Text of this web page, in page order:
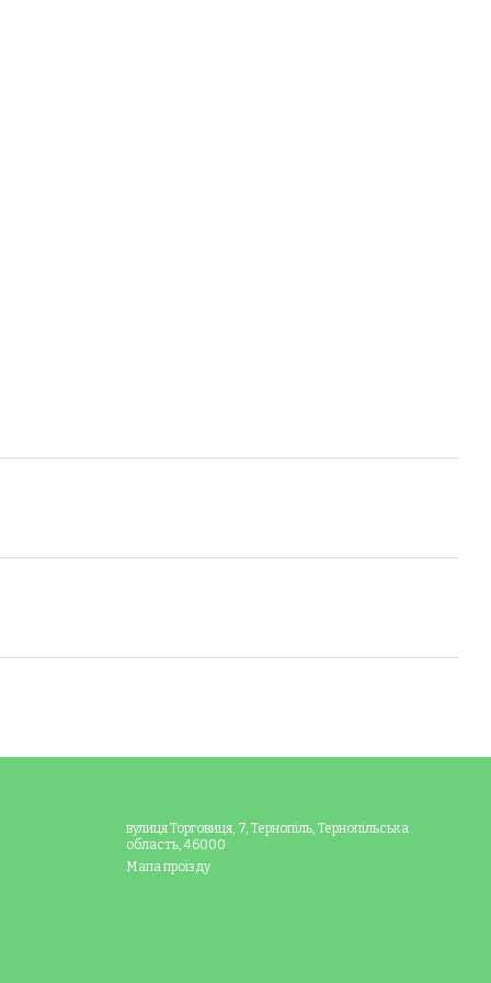
вулиця Торговиця, 7, Тернопіль, Тернопільська
область, 46000
Мапа проїзду